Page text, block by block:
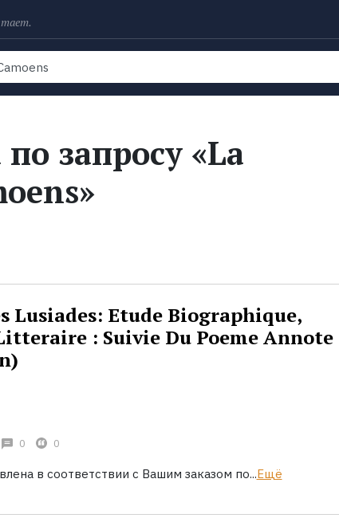
запросу «La
Lusiades: Etude Biographique,
: Suivie Du Poeme Annote
0 0
в соответствии с Вашим заказом по...Ещё